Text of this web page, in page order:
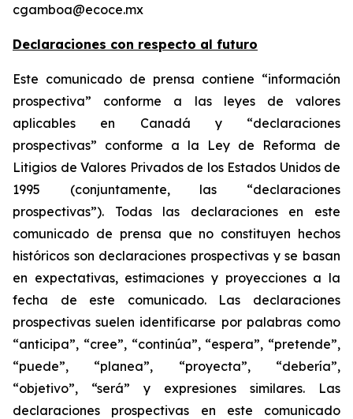
cgamboa@ecoce.mx
Declaraciones con respecto al futuro
Este comunicado de prensa contiene “información
prospectiva” conforme a las leyes de valores
aplicables en Canadá y “declaraciones
prospectivas” conforme a la Ley de Reforma de
Litigios de Valores Privados de los Estados Unidos de
1995 (conjuntamente, las “declaraciones
prospectivas”). Todas las declaraciones en este
comunicado de prensa que no constituyen hechos
históricos son declaraciones prospectivas y se basan
en expectativas, estimaciones y proyecciones a la
fecha de este comunicado. Las declaraciones
prospectivas suelen identificarse por palabras como
“anticipa”, “cree”, “continúa”, “espera”, “pretende”,
“puede”, “planea”, “proyecta”, “debería”,
“objetivo”, “será” y expresiones similares. Las
declaraciones prospectivas en este comunicado